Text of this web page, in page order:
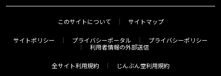
このサイトについて サイトマップ
サイトポリシー プライバシーポータル
プライバシーポリシー
利用者情報の外部送信
全サイト利用規約 じんぶん堂利用規約